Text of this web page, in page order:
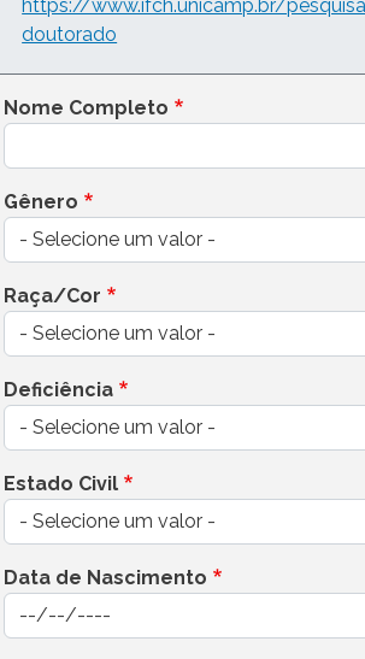
https://www.ifch.unicamp.br/
doutorado
Nome Completo
Gênero
Raça/Cor
Deficiência
Estado Civil
Data de Nascimento
Data